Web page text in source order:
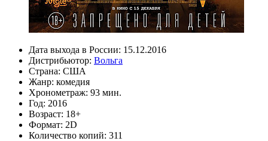
Дата выхода в России: 15.12.2016
Дистрибьютор: Вольга
Страна: США
Жанр: комедия
Хронометраж: 93 мин.
Год: 2016
Возраст: 18+
Формат: 2D
Количество копий: 311